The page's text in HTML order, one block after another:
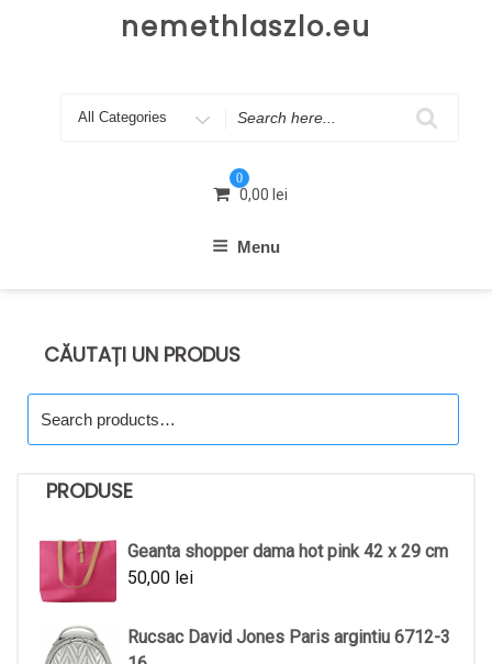
nemethlaszlo.eu
Search
0
0,00 lei
Menu
CĂUTAȚI UN PRODUS
for:
PRODUSE
Geanta shopper dama hot pink 42 x 29 cm
50,00 lei
Rucsac David Jones Paris argintiu 6712-3